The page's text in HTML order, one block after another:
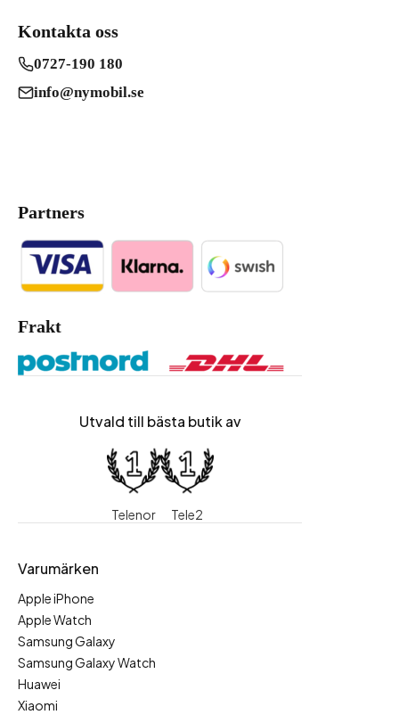
Kontakta oss
0727-190 180
info@nymobil.se
Partners
Frakt
Utvald till bästa butik av
Telenor Tele2
Varumärken
Apple iPhone
Apple Watch
Samsung Galaxy
Samsung Galaxy Watch
Huawei
Xiaomi